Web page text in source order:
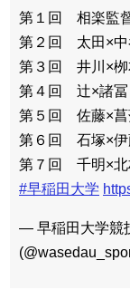
第１回 相楽監
第２回 太田×中
第３回 井川×栁
第４回 辻×諸冨
第５回 佐藤×菖
第６回 石塚×伊
第７回 千明×北
#早稲田大学
— 早稲田大学競